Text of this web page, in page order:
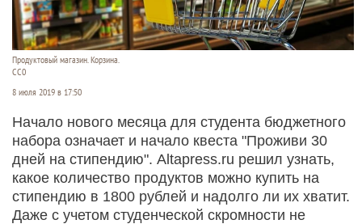
Продуктовый магазин. Корзина.
СС0
8 июля 2019 в 17:50
Начало нового месяца для студента бюджетного
набора означает и начало квеста "Проживи 30
дней на стипендию". Altapress.ru решил узнать,
какое количество продуктов можно купить на
стипендию в 1800 рублей и надолго ли их хватит.
Даже с учетом студенческой скромности не